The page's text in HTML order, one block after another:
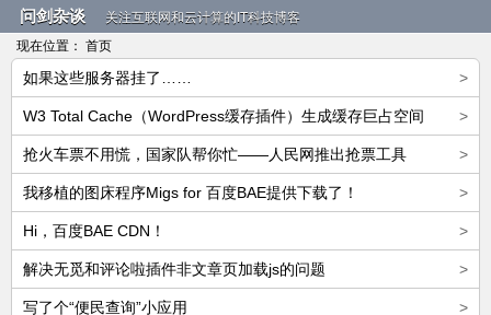
问剑杂谈
关注互联网和云计算的IT科技博客
现在位置： 首页
>
如果这些服务器挂了……
>
W3 Total Cache（WordPress缓存插件）生成缓存巨占空间
>
抢火车票不用慌，国家队帮你忙——人民网推出抢票工具
>
我移植的图床程序Migs for 百度BAE提供下载了！
>
Hi，百度BAE CDN！
>
解决无觅和评论啦插件非文章页加载js的问题
>
写了个“便民查询”小应用